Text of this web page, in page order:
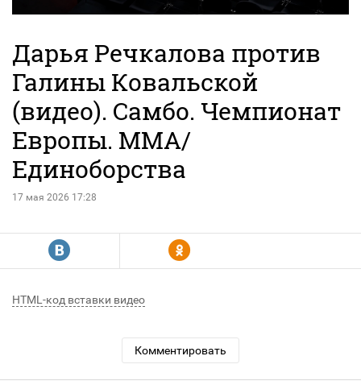
Дарья Речкалова против
Галины Ковальской
(видео). Самбо. Чемпионат
Европы. MMA/
Единоборства
17 мая 2026 17:28
R Y
HTML-код вставки видео
Комментировать